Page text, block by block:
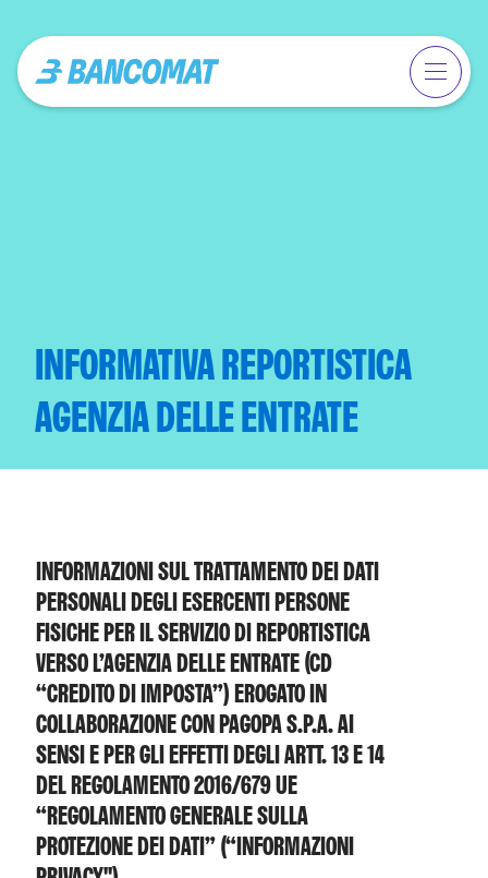
INFORMATIVA REPORTISTICA
AGENZIA DELLE ENTRATE
INFORMAZIONI SUL TRATTAMENTO DEI DATI
PERSONALI DEGLI ESERCENTI PERSONE
FISICHE PER IL SERVIZIO DI REPORTISTICA
VERSO L’AGENZIA DELLE ENTRATE (CD
“CREDITO DI IMPOSTA”) EROGATO IN
COLLABORAZIONE CON PAGOPA S.P.A. AI
SENSI E PER GLI EFFETTI DEGLI ARTT. 13 E 14
DEL REGOLAMENTO 2016/679 UE
“REGOLAMENTO GENERALE SULLA
PROTEZIONE DEI DATI” (“INFORMAZIONI